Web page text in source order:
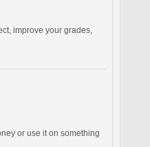
improve your grades,
or use it on something